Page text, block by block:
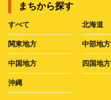
まちから探す
すべて 北海道
関東地方 中部地方
中国地方 四国地方
沖縄